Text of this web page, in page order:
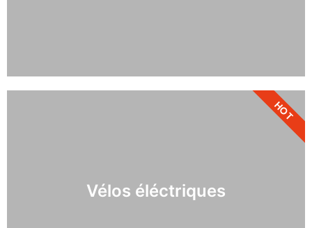
Vélos éléctriques
HOT